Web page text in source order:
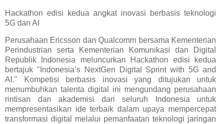
Hackathon edisi kedua angkat inovasi berbasis teknologi
5G dan AI
Perusahaan Ericsson dan Qualcomm bersama Kementerian
Perindustrian serta Kementerian Komunikasi dan Digital
Republik Indonesia meluncurkan Hackathon edisi kedua
bertajuk "Indonesia’s NextGen Digital Sprint with 5G and
AI." Kompetisi berbasis inovasi yang ditujukan untuk
menumbuhkan talenta digital ini mengundang perusahaan
rintisan dan akademisi dari seluruh Indonesia untuk
mempresentasikan ide terbaik dalam upaya mempercepat
transformasi digital melalui pemanfaatan teknologi jaringan